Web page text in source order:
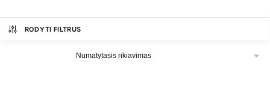
RODYTI FILTRUS